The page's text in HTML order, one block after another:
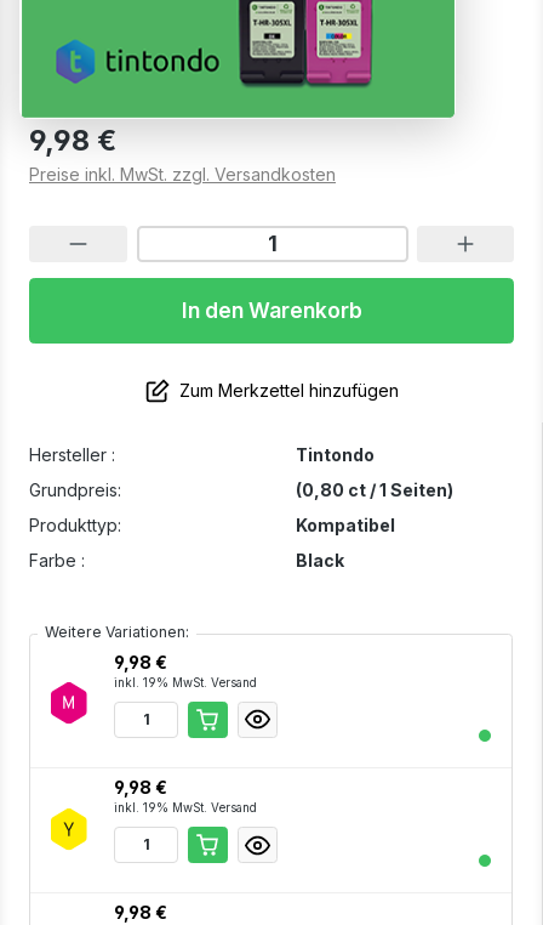
Hersteller :
Tintondo
Grundpreis:
(0,80 ct / 1 Seiten)
Produkttyp:
Kompatibel
Farbe :
Black
Weitere Variationen:
9,98 €
inkl. 19% MwSt. Versand
9,98 €
inkl. 19% MwSt. Versand
9,98 €
Sofort verfügbar, Lieferzeit: 1-2 Werktage
9,98 €
Preise inkl. MwSt. zzgl. Versandkosten
In den Warenkorb
Zum Merkzettel hinzufügen